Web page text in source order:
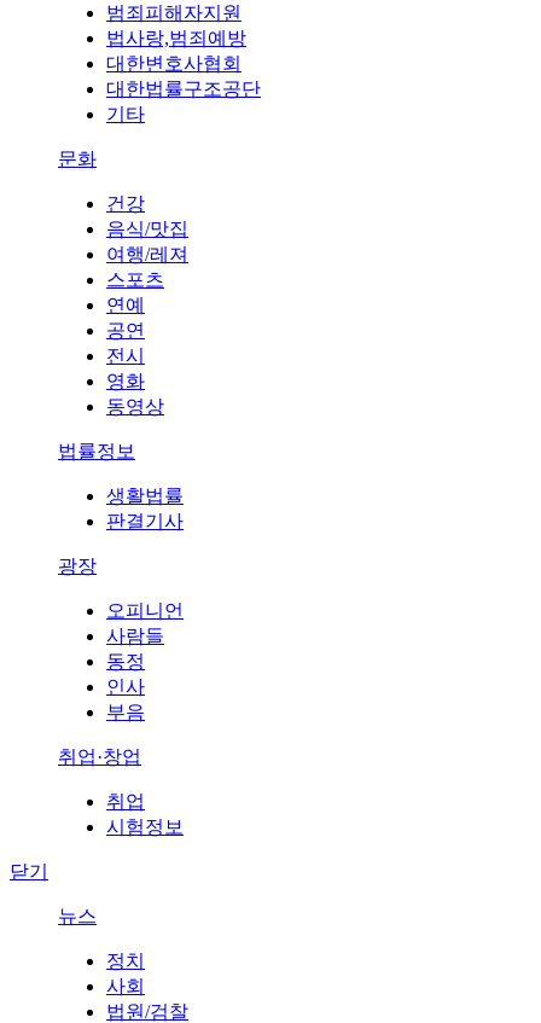
범죄피해자지원
법사랑,범죄예방
대한변호사협회
대한법률구조공단
기타
문화
건강
음식/맛집
여행/레져
스포츠
연예
공연
전시
영화
동영상
법률정보
생활법률
판결기사
광장
오피니언
사람들
동정
인사
부음
취업·창업
취업
시험정보
닫기
뉴스
정치
사회
법원/검찰